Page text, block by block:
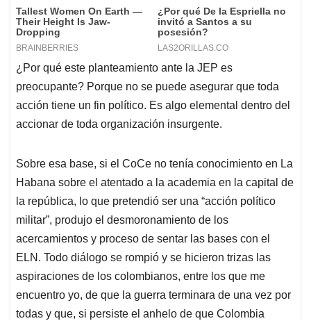
¿Por qué este planteamiento ante la JEP es
preocupante? Porque no se puede asegurar que toda
acción tiene un fin político. Es algo elemental dentro del
accionar de toda organización insurgente.
Sobre esa base, si el CoCe no tenía conocimiento en La
Habana sobre el atentado a la academia en la capital de
la república, lo que pretendió ser una “acción político
militar”, produjo el desmoronamiento de los
acercamientos y proceso de sentar las bases con el
ELN. Todo diálogo se rompió y se hicieron trizas las
aspiraciones de los colombianos, entre los que me
encuentro yo, de que la guerra terminara de una vez por
todas y que, si persiste el anhelo de que Colombia